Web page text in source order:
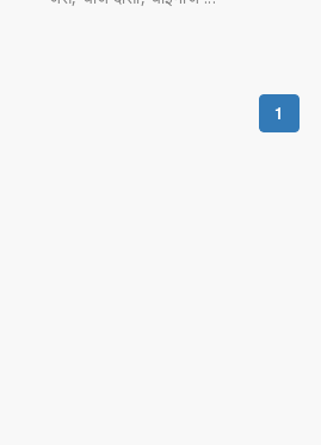
1